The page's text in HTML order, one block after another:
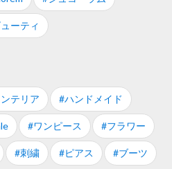
ーティ
テリア #ハンドメイド
#ワンピース #フラワー
#刺繍 #ピアス #ブーツ